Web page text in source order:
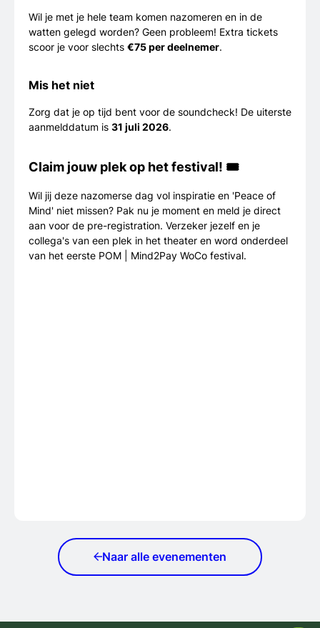
Wil je met je hele team komen nazomeren en in de
watten gelegd worden? Geen probleem! Extra tickets
scoor je voor slechts €75 per deelnemer.
Mis het niet
Zorg dat je op tijd bent voor de soundcheck! De uiterste
aanmelddatum is 31 juli 2026.
Claim jouw plek op het festival! 🎟️
Wil jij deze nazomerse dag vol inspiratie en 'Peace of
Mind' niet missen? Pak nu je moment en meld je direct
aan voor de pre-registration. Verzeker jezelf en je
collega's van een plek in het theater en word onderdeel
van het eerste POM | Mind2Pay WoCo festival.
Naar alle evenementen